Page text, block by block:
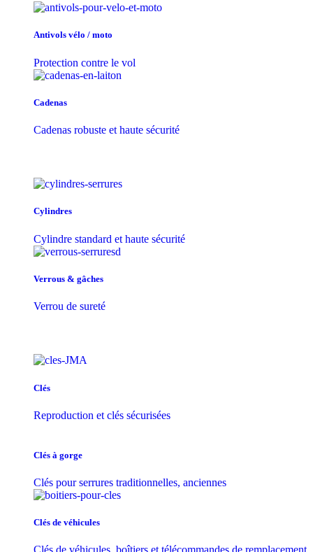
Antivols vélo / moto
Protection contre le vol
Cadenas
Cadenas robuste et haute sécurité
Cylindres
Cylindre standard et haute sécurité
Verrous & gâches
Verrou de sureté
Clés
Reproduction et clés sécurisées
Clés à gorge
Clés pour serrures traditionnelles, anciennes
Clés de véhicules